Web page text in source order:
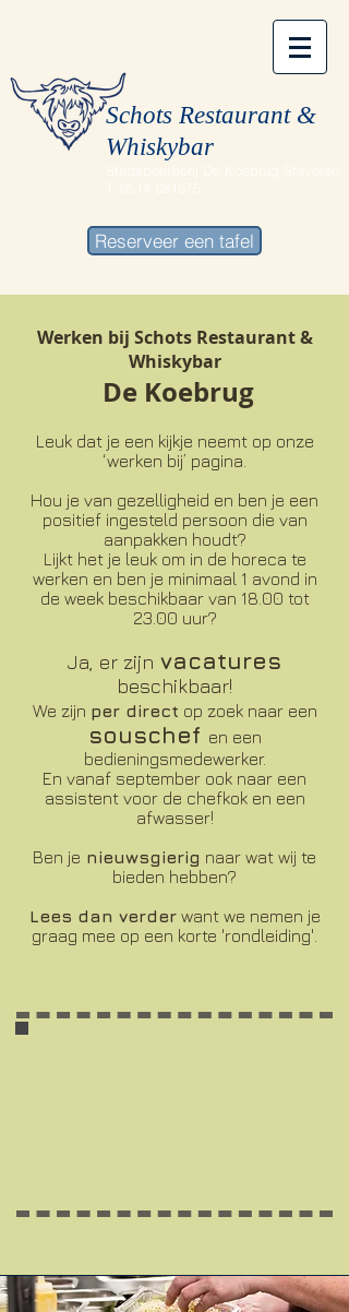
Schots Restaurant &
Whiskybar
Reserveer een tafel
Werken bij Schots Restaurant &
Whiskybar
De Koebrug
Leuk dat je een kijkje neemt op onze
‘werken bij’ pagina.
Hou je van gezelligheid en ben je een
positief ingesteld persoon die van
aanpakken houdt?
Lijkt het je leuk om in de horeca te
werken en ben je minimaal 1 avond in
de week beschikbaar van 18.00 tot
23.00 uur?
Ja, er zijn vacatures
beschikbaar!
We zijn per direct op zoek naar een
souschef en een
bedieningsmedewerker.
En vanaf september ook naar een
assistent voor de chefkok en een
afwasser!
Ben je nieuwsgierig naar wat wij te
bieden hebben?
Lees dan verderwant we nemen je
graag mee op een korte 'rondleiding'.